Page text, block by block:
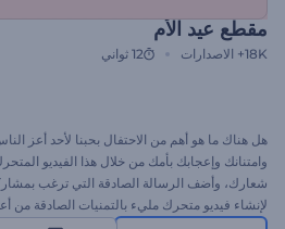
مقطع عيد الأم
18K+ الاصدارات 12 ثواني
هل هناك ما هو أهم من الاحتفال بحبنا لأحد أعز
وامتنانك وإعجابك بأمك من خلال هذا الفيديو
شعارك، وأضف الرسالة الصادقة التي ترغب
لإنشاء فيديو متحرك مليء بالتمنيات الصادقة من